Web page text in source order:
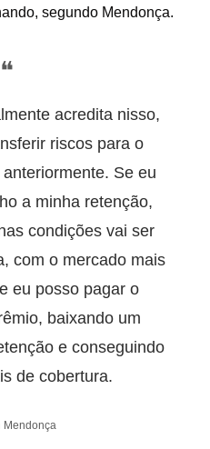
segundo Mendonça.
❝
acredita nisso,
riscos para o
Se eu
a minha retenção,
condições vai ser
com o mercado mais
eu posso pagar o
baixando um
e conseguindo
de cobertura.
Mendonça